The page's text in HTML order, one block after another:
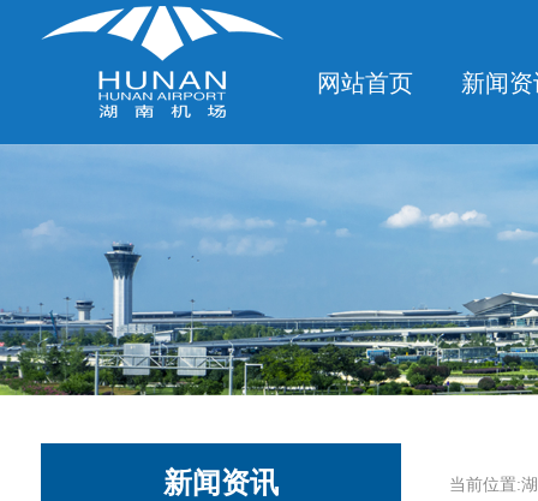
网站首页 新闻
新闻资讯 当前位置: